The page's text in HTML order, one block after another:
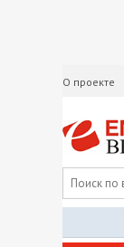
О проекте